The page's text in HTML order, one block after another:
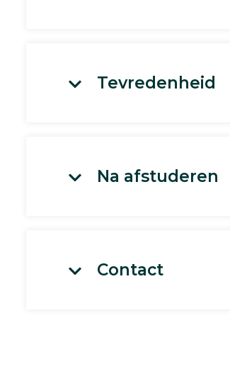
Tevredenheid
Na afstuderen
Contact